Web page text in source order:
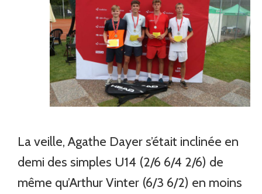
La veille, Agathe Dayer s’était inclinée en
demi des simples U14 (2/6 6/4 2/6) de
même qu’Arthur Vinter (6/3 6/2) en moins